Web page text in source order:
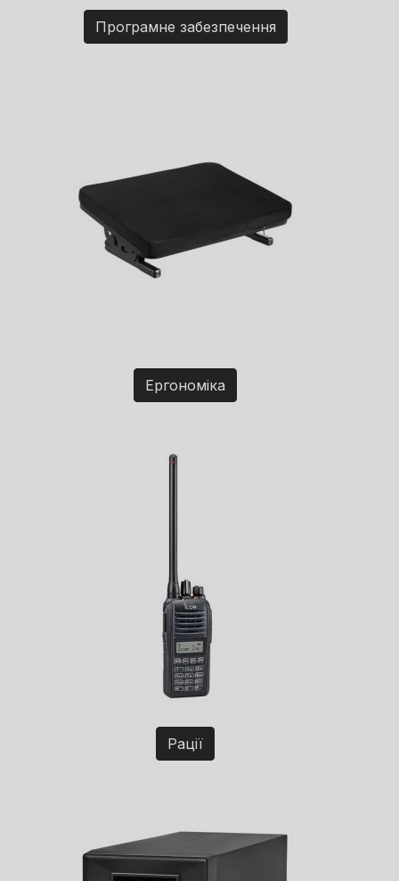
Програмне забезпечення
Ергономіка
Рації